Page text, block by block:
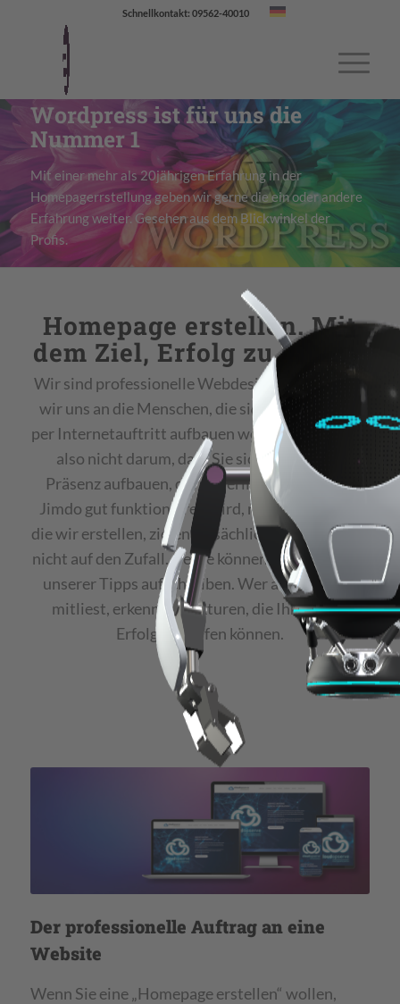
Schnellkontakt: 09562-40010
Wordpress ist für uns die
Nummer 1
Mit einer mehr als 20jährigen Erfahrung in der
Homepagerrstellung geben wir gerne die ein oder andere
Erfahrung weiter. Gesehen aus dem Blickwinkel der
Profis.
Homepage erstellen. Mit
dem Ziel, Erfolg zu haben!
Wir sind professionelle Webdesigner. So richten
wir uns an die Menschen, die sich eine Existenz
per Internetauftritt aufbauen wollen. Es geht uns
also nicht darum, dass Sie sich eine eigene
Präsenz aufbauen, die sicherlich mit Wix und
Jimdo gut funktionieren wird, nein. Die Seiten,
die wir erstellen, zielen tatsächlich auf Erfolg und
nicht auf den Zufall. Gerne können Sie sich einige
unserer Tipps aufschreiben. Wer aufmerksam
mitliest, erkennt Strukturen, die Ihnen zum
Erfolg verhelfen können.
Der professionelle Auftrag an eine
Website
Wenn Sie eine „Homepage erstellen“ wollen,